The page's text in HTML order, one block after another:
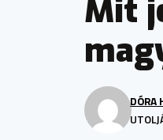
Mit
DÓRA